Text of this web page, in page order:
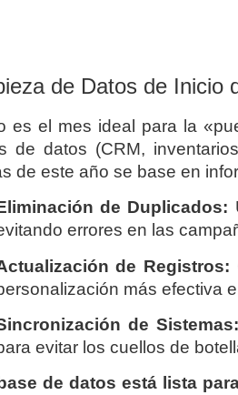
de Datos de Inicio
es el mes ideal para la
de datos (CRM,
de este año se base en
de Duplicados:
errores en las
de Registros:
más efectiva
de Sistemas:
evitar los cuellos de
de datos está lista